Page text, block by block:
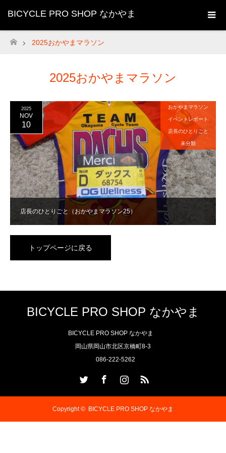
BICYCLE PRO SHOP なかやま
ホーム
2025おかやまマラソン
2025おかやまマラソン
店長のひとりごと（おかやまマラソン25）
2025
NOV
10
おかやまマラソン
イベントレポート
店長のひとりごと
未分類
トップページに戻る
BICYCLE PRO SHOP なかやま
BICYCLE PRO SHOP なかやま
岡山県岡山市北区京橋町8-3
086-222-5262
Copyright © BICYCLE PRO SHOP なかやま